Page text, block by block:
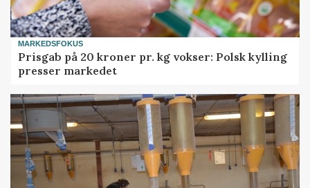
MARKEDSFOKUS
Prisgab på 20 kroner pr. kg vokser: Polsk kylling
presser markedet